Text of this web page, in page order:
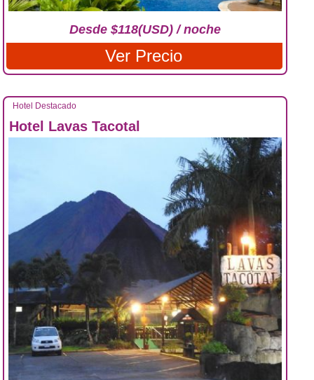
Desde $118(USD) / noche
Ver Precio
Hotel Destacado
Hotel Lavas Tacotal